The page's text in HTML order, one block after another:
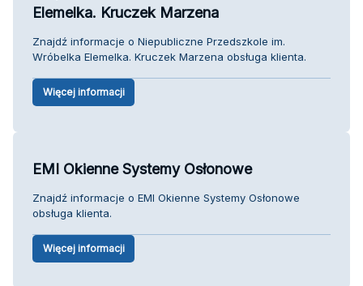
Elemelka. Kruczek Marzena
Znajdź informacje o Niepubliczne Przedszkole im.
Wróbelka Elemelka. Kruczek Marzena obsługa klienta.
Więcej informacji
EMI Okienne Systemy Osłonowe
Znajdź informacje o EMI Okienne Systemy Osłonowe
obsługa klienta.
Więcej informacji